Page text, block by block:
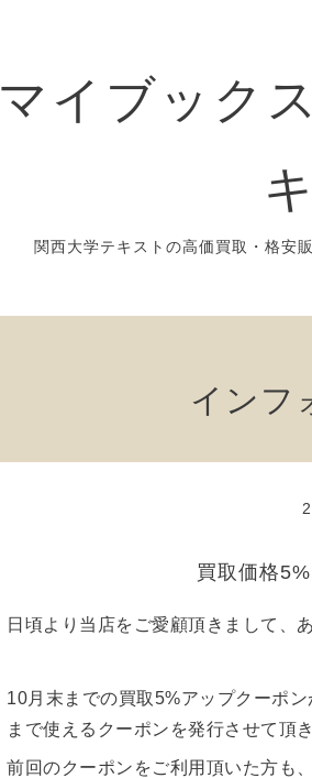
マイブック
関西大学テキストの高価買取・格安
インフ
買取価格
日頃より当店をご愛顧頂きまして、
10月末までの買取5%アップクーポ
まで使えるクーポンを発行させて頂き
前回のクーポンをご利用頂いた方も